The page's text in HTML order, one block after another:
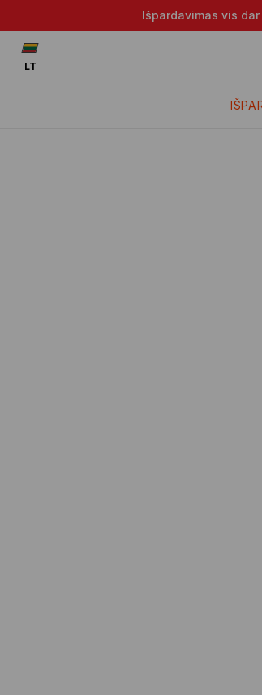
Išpardavimas vis
LT